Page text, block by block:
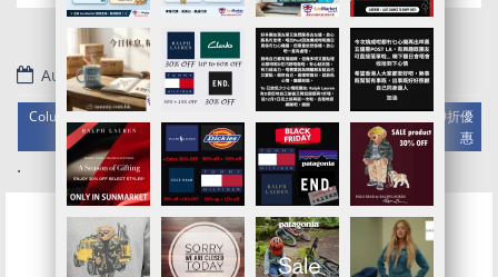
August 20, 2022
Columbia官網代購/代運/集運服務指南 | 6折起 Memorial Sale加額外9折優
惠
.